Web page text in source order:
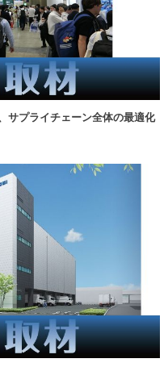
サプライチェーン全体の最適化